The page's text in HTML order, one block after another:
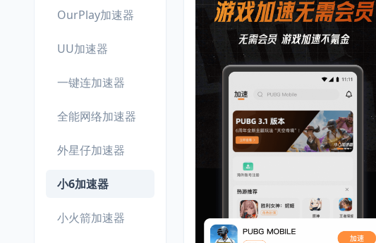
OurPlay加速器
UU加速器
一键连加速器
全能网络加速器
外星仔加速器
小6加速器
小火箭加速器